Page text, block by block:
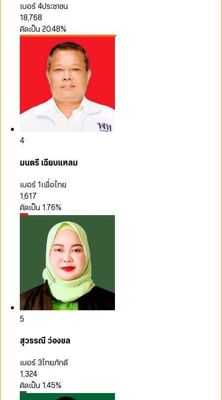
เบอร์ 4ประชาชน
18,768
คิดเป็น20.48%
4
มนตรี เฉียบแหลม
เบอร์ 1เพื่อไทย
1,617
คิดเป็น 1.76%
5
สุวรรณี ว่องชล
เบอร์ 3ไทยภักดี
1,324
คิดเป็น 1.45%